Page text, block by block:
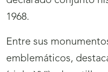
1968.
Entre sus
emblemáticos,